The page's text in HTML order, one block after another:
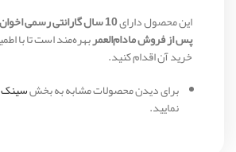
این محصول دارای10 سال گارانتی رسمی اخوان
پس از فروش مادام‌العمربهره‌مند است تا با
خرید آن اقدام کنید.
برای دیدن محصولات مشابه به بخشسینک
نمایید.